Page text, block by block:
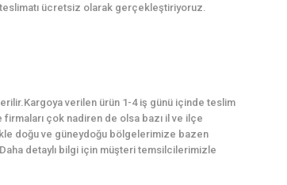
teslimatı ücretsiz olarak gerçekleştiriyoruz.
verilen ürün 1-4 iş günü içinde teslim
çok nadiren de olsa bazı il ve ilçe
doğu ve güneydoğu bölgelerimize bazen
detaylı bilgi için müşteri temsilcilerimizle